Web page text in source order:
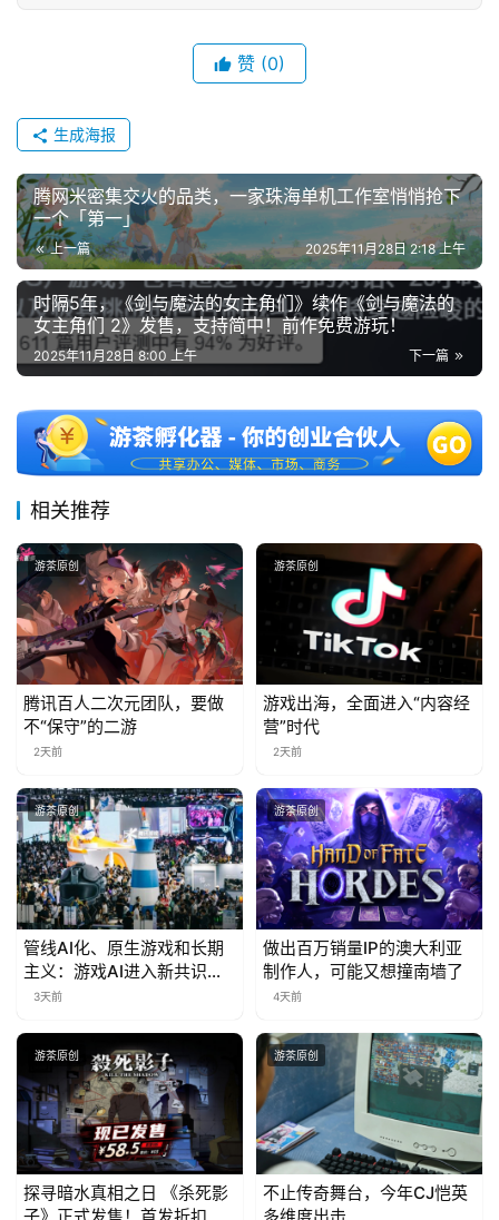
金
奖
7
月
3
0
日
对
接
会
上
海
中
文
(
中
国
赞 (0)
生成海报
腾网米密集交火的品类，一家珠海单机工作室悄悄抢下
一个「第一」
上一篇 2025年11月28日 2:18 上午
时隔5年，《剑与魔法的女主角们》续作《剑与魔法的
女主角们 2》发售，支持简中！前作免费游玩！
下一篇
2025年11月28日 8:00 上午
相关推荐
游茶原创
腾讯百人二次元团队，要做
不“保守”的二游
2天前
游茶原创
游戏出海，全面进入“内容经
营”时代
2天前
游茶原创
管线AI化、原生游戏和长期
主义：游戏AI进入新共识时
代
3天前
游茶原创
做出百万销量IP的澳大利亚
制作人，可能又想撞南墙了
4天前
游茶原创
探寻暗水真相之日 《杀死影
游茶原创
不止传奇舞台，今年CJ恺英